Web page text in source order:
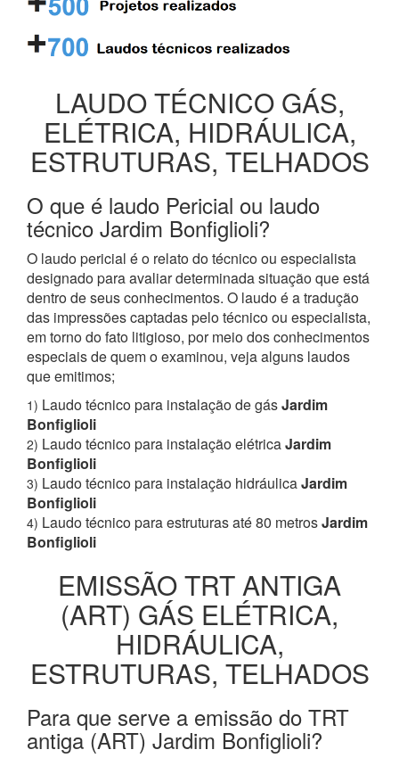
LAUDO TÉCNICO GÁS,
ELÉTRICA, HIDRÁULICA,
ESTRUTURAS, TELHADOS
O que é laudo Pericial ou laudo
técnico Jardim Bonfiglioli?
O laudo pericial é o relato do técnico ou especialista
designado para avaliar determinada situação que está
dentro de seus conhecimentos. O laudo é a tradução
das impressões captadas pelo técnico ou especialista,
em torno do fato litigioso, por meio dos conhecimentos
especiais de quem o examinou, veja alguns laudos
que emitimos;
1) Laudo técnico para instalação de gásJardim
Bonfiglioli
2) Laudo técnico para instalação elétricaJardim
Bonfiglioli
3) Laudo técnico para instalação hidráulicaJardim
Bonfiglioli
4) Laudo técnico para estruturas até 80 metrosJardim
Bonfiglioli
EMISSÃO TRT ANTIGA
(ART) GÁS ELÉTRICA,
HIDRÁULICA,
ESTRUTURAS, TELHADOS
Para que serve a emissão do TRT
antiga (ART) Jardim Bonfiglioli?